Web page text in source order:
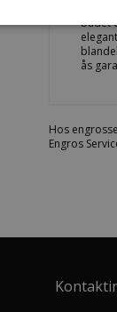
badet
ås
Hos
Engros